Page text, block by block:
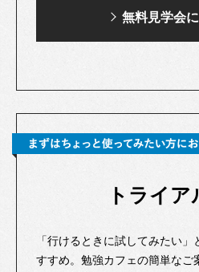
無料見学会
トライア
「行けるときに試してみたい
すすめ。勉強カフェの簡単なご